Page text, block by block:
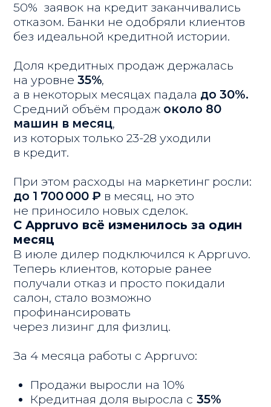
Уже на второй сделке стало ясно:
страхи не оправдались.
История одного клиента:
В дилерский центр "Пионер Авто"
пришёл мужчина 60 лет, официально
трудоустроенный,
со стабильным доходом 130 000 ₽ в
подал заявку в банки,
что для банков автоматически высокий
риск.